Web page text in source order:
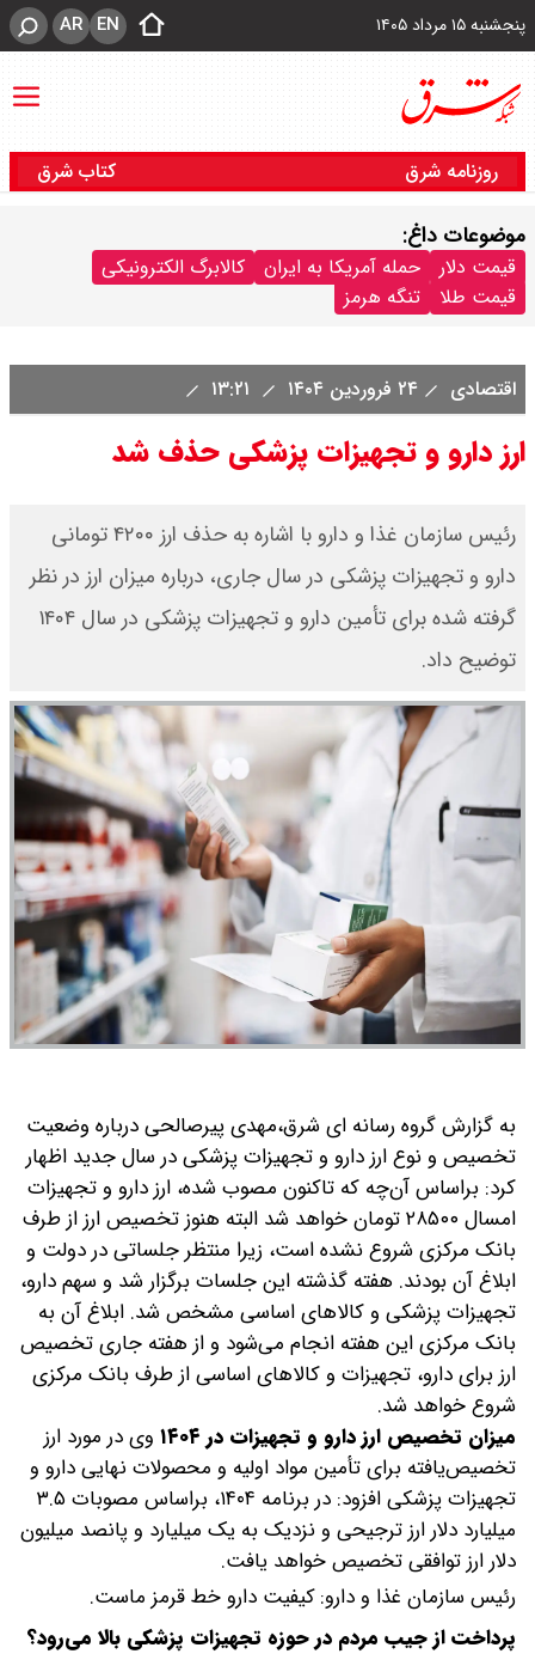
پنجشنبه ۱۵ مرداد ۱۴۰۵ EN
AR
روزنامه شرق کتاب شرق
موضوعات داغ:
قیمت دلار حمله آمریکا به ایران
کالابرگ الکترونیکی
قیمت طلا
تنگه هرمز
اقتصادی ۲۴ فروردین ۱۴۰۴
ارز دارو و تجهیزات پزشکی حذف شد
رئیس سازمان غذا و دارو با اشاره به حذف ارز ۴۲۰۰ تومانی
دارو و تجهیزات پزشکی در سال جاری، درباره میزان ارز در نظر
گرفته شده برای تأمین دارو و تجهیزات پزشکی در سال ۱۴۰۴
توضیح داد.
به گزارش گروه رسانه ای شرق،مهدی پیرصالحی درباره وضعیت
تخصیص و نوع ارز دارو و تجهیزات پزشکی در سال جدید اظهار
کرد: براسا‌س آن‌چه که تاکنون مصوب شده، ارز دارو و تجهیزات
امسال ۲۸۵۰۰ تومان خواهد شد البته هنوز تخصیص ارز از طرف
بانک مرکزی شروع نشده است، زیرا منتظر جلساتی در دولت و
ابلاغ آن بودند. هفته گذشته این جلسات برگزار شد و سهم دارو،
تجهیزات پزشکی و کالا‌های اساسی مشخص شد. ابلاغ آن به
بانک مرکزی این هفته انجام می‌شود و از هفته جاری تخصیص
ارز برای دارو، تجهیزات و کالا‌های اساسی از طرف بانک مرکزی
شروع خواهد شد.
میزان تخصیص ارز دارو و تجهیزات در ۱۴۰۴
وی در مورد ارز
تخصیص‌یافته برای تأمین مواد اولیه و محصولات نهایی دارو و
تجهیزات پزشکی افزود: در برنامه ۱۴۰۴، براساس مصوبات ۳.۵
میلیارد دلار ارز ترجیحی و نزدیک به یک میلیارد و پانصد میلیون
دلار ارز توافقی تخصیص خواهد یافت.
رئیس سازمان غذا و دارو: کیفیت دارو خط قرمز ماست.
پرداخت از جیب مردم در حوزه تجهیزات پزشکی بالا می‌رود؟